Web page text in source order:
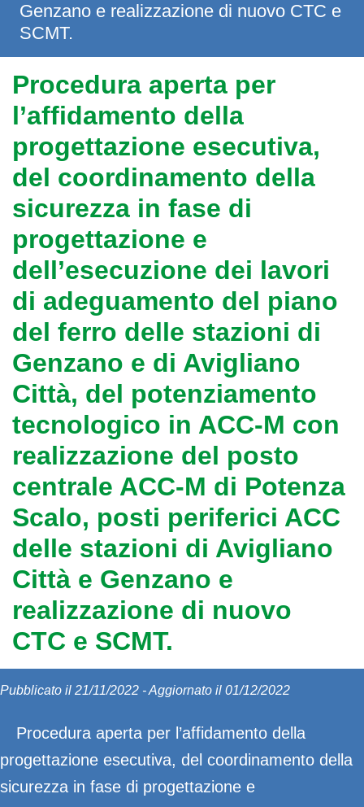
Genzano e realizzazione di nuovo CTC e
SCMT.
Procedura aperta per
l’affidamento della
progettazione esecutiva,
del coordinamento della
sicurezza in fase di
progettazione e
dell’esecuzione dei lavori
di adeguamento del piano
del ferro delle stazioni di
Genzano e di Avigliano
Città, del potenziamento
tecnologico in ACC-M con
realizzazione del posto
centrale ACC-M di Potenza
Scalo, posti periferici ACC
delle stazioni di Avigliano
Città e Genzano e
realizzazione di nuovo
CTC e SCMT.
Pubblicato il 21/11/2022 - Aggiornato il 01/12/2022
Procedura aperta per l’affidamento della
progettazione esecutiva, del coordinamento della
sicurezza in fase di progettazione e